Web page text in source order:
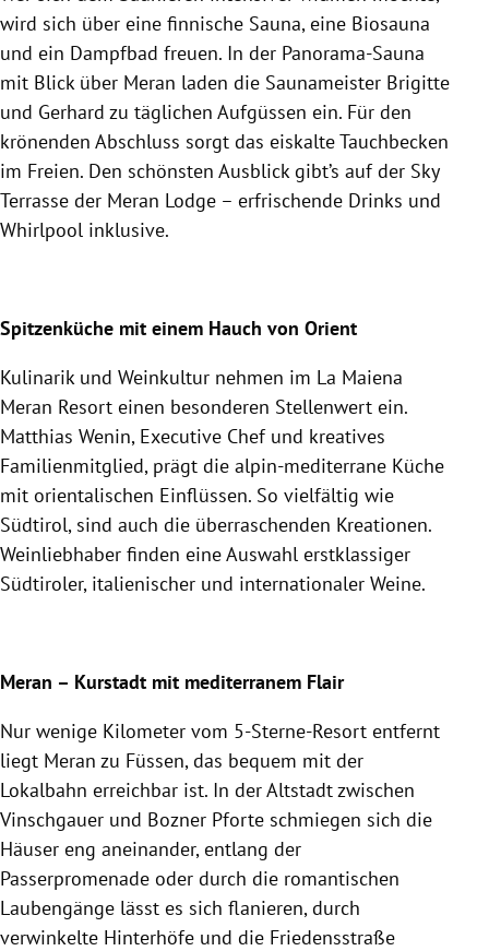
wird sich über eine finnische Sauna, eine Biosauna
und ein Dampfbad freuen. In der Panorama-Sauna
mit Blick über Meran laden die Saunameister Brigitte
und Gerhard zu täglichen Aufgüssen ein. Für den
krönenden Abschluss sorgt das eiskalte Tauchbecken
im Freien. Den schönsten Ausblick gibt’s auf der Sky
Terrasse der Meran Lodge – erfrischende Drinks und
Whirlpool inklusive.
Spitzenküche mit einem Hauch von Orient
Kulinarik und Weinkultur nehmen im La Maiena
Meran Resort einen besonderen Stellenwert ein.
Matthias Wenin, Executive Chef und kreatives
Familienmitglied, prägt die alpin-mediterrane Küche
mit orientalischen Einflüssen. So vielfältig wie
Südtirol, sind auch die überraschenden Kreationen.
Weinliebhaber finden eine Auswahl erstklassiger
Südtiroler, italienischer und internationaler Weine.
Meran – Kurstadt mit mediterranem Flair
Nur wenige Kilometer vom 5-Sterne-Resort entfernt
liegt Meran zu Füssen, das bequem mit der
Lokalbahn erreichbar ist. In der Altstadt zwischen
Vinschgauer und Bozner Pforte schmiegen sich die
Häuser eng aneinander, entlang der
Passerpromenade oder durch die romantischen
Laubengänge lässt es sich flanieren, durch
verwinkelte Hinterhöfe und die Friedensstraße